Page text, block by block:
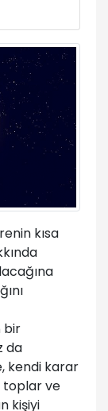
kısa
bir
da
kendi karar
toplar ve
kişiyi